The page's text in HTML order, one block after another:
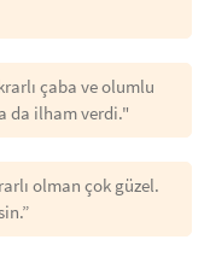
çaba ve olumlu
da ilham verdi."
olman çok güzel.